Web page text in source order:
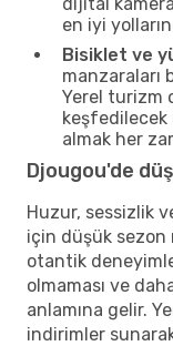
en iyi
Bisiklet ve
manzaraları
Yerel turizm
keşfedilecek
almak her
Djougou'de
Huzur, sessizlik
için düşük sezon
otantik
olmaması ve
anlamına gelir.
indirimler